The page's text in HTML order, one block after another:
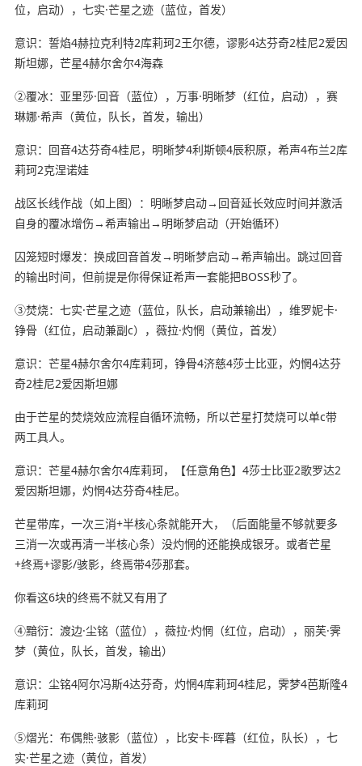
位，启动），七实·芒星之迹（蓝位，首发）
意识：誓焰4赫拉克利特2库莉珂2王尔德，谬影4达芬奇2桂尼2爱因
斯坦娜，芒星4赫尔舍尔4海森
②覆冰：亚里莎·回音（蓝位），万事·明晰梦（红位，启动），赛
琳娜·希声（黄位，队长，首发，输出）
意识：回音4达芬奇4桂尼，明晰梦4利斯顿4辰积原，希声4布兰2库
莉珂2克涅诺娃
战区长线作战（如上图）：明晰梦启动→回音延长效应时间并激活
自身的覆冰增伤→希声输出→明晰梦启动（开始循环）
囚笼短时爆发：换成回音首发→明晰梦启动→希声输出。跳过回音
的输出时间，但前提是你得保证希声一套能把BOSS秒了。
③焚烧：七实·芒星之迹（蓝位，队长，启动兼输出），维罗妮卡·
铮骨（红位，启动兼副c），薇拉·灼惘（黄位，首发）
意识：芒星4赫尔舍尔4库莉珂，铮骨4济慈4莎士比亚，灼惘4达芬
奇2桂尼2爱因斯坦娜
由于芒星的焚烧效应流程自循环流畅，所以芒星打焚烧可以单c带
两工具人。
意识：芒星4赫尔舍尔4库莉珂，【任意角色】4莎士比亚2歌罗达2
爱因斯坦娜，灼惘4达芬奇4桂尼。
芒星带库，一次三消+半核心条就能开大，（后面能量不够就要多
三消一次或再清一半核心条）没灼惘的还能换成银牙。或者芒星
+终焉+谬影/骇影，终焉带4莎那套。
你看这6块的终焉不就又有用了
④黯衍：渡边·尘铭（蓝位），薇拉·灼惘（红位，启动），丽芙·霁
梦（黄位，队长，首发，输出）
意识：尘铭4阿尔冯斯4达芬奇，灼惘4库莉珂4桂尼，霁梦4芭斯隆4
库莉珂
⑤熠光：布偶熊·骇影（蓝位），比安卡·晖暮（红位，队长），七
实·芒星之迹（黄位，首发）